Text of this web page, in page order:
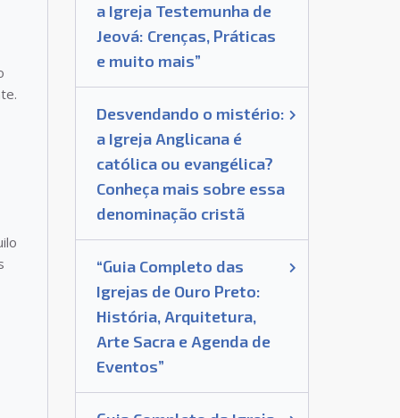
a Igreja Testemunha de
Jeová: Crenças, Práticas
e muito mais”
Desvendando o mistério:
a Igreja Anglicana é
católica ou evangélica?
Conheça mais sobre essa
denominação cristã
“Guia Completo das
Igrejas de Ouro Preto:
História, Arquitetura,
Arte Sacra e Agenda de
Eventos”